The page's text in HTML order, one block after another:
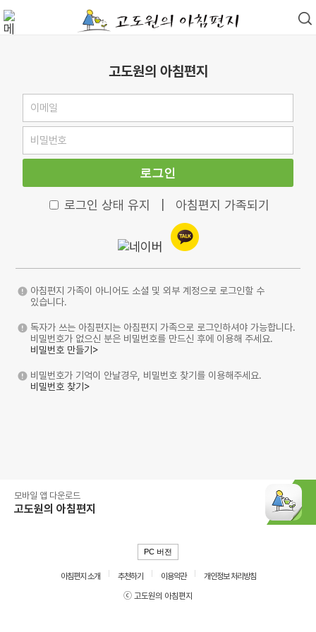
고도원의 아침편지
로그인
로그인 상태 유지 아침편지 가족되기
아침편지 가족이 아니어도 소셜 및 외부 계정으로 로그인할 수
있습니다.
독자가 쓰는 아침편지는 아침편지 가족으로 로그인하셔야 가능합니다.
비밀번호가 없으신 분은 비밀번호를 만드신 후에 이용해 주세요.
비밀번호 만들기>
비밀번호가 기억이 안날경우, 비밀번호 찾기를 이용해주세요.
비밀번호 찾기>
모바일 앱 다운로드
고도원의 아침편지
PC 버전
아침편지 소개 추천하기 이용약관
개인정보 처리방침
ⓒ 고도원의 아침편지